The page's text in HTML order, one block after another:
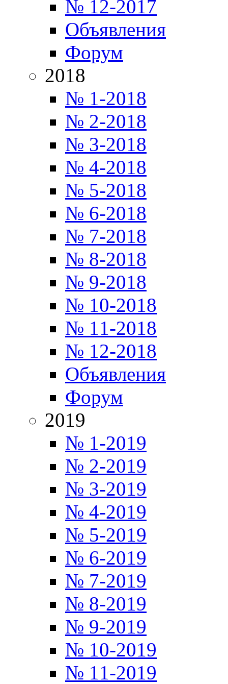
№ 12-2017
Объявления
Форум
2018
№ 1-2018
№ 2-2018
№ 3-2018
№ 4-2018
№ 5-2018
№ 6-2018
№ 7-2018
№ 8-2018
№ 9-2018
№ 10-2018
№ 11-2018
№ 12-2018
Объявления
Форум
2019
№ 1-2019
№ 2-2019
№ 3-2019
№ 4-2019
№ 5-2019
№ 6-2019
№ 7-2019
№ 8-2019
№ 9-2019
№ 10-2019
№ 11-2019